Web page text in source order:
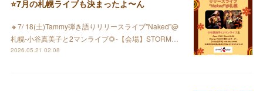
⭐️7月の札幌ライブも決まったよ〜ん
🔸7/ 18(土)Tammy弾き語りリリースライブ"Naked"@
札幌-小谷真美子と2マンライブ🌻-【会場】STORM…
2026.05.21 02:08